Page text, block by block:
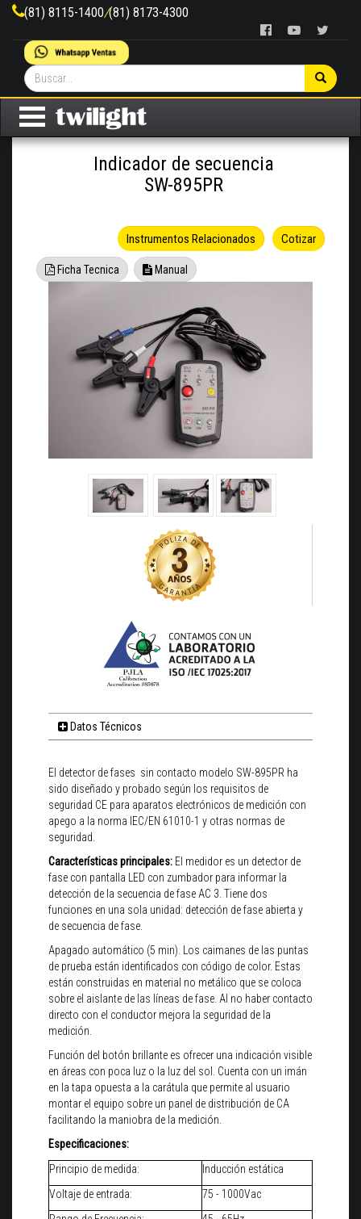
(81) 8115-1400/(81) 8173-4300
Indicador de secuencia
SW-895PR
Cotizar
Instrumentos Relacionados
Ficha Tecnica Manual
Datos Técnicos
El detector de fases sin contacto modelo SW-895PR ha
sido diseñado y probado según los requisitos de
seguridad CE para aparatos electrónicos de medición con
apego a la norma IEC/EN 61010-1 y otras normas de
seguridad.
Características principales: El medidor es un detector de
fase con pantalla LED con zumbador para informar la
detección de la secuencia de fase AC 3. Tiene dos
funciones en una sola unidad: detección de fase abierta y
de secuencia de fase.
Apagado automático (5 min). Los caimanes de las puntas
de prueba están identificados con código de color. Estas
están construidas en material no metálico que se coloca
sobre el aislante de las líneas de fase. Al no haber contacto
directo con el conductor mejora la seguridad de la
medición.
Función del botón brillante es ofrecer una indicación visible
en áreas con poca luz o la luz del sol. Cuenta con un imán
en la tapa opuesta a la carátula que permite al usuario
montar el equipo sobre un panel de distribución de CA
facilitando la maniobra de la medición.
Especificaciones:
Principio de medida:
Inducción estática
Voltaje de entrada:
75 - 1000Vac